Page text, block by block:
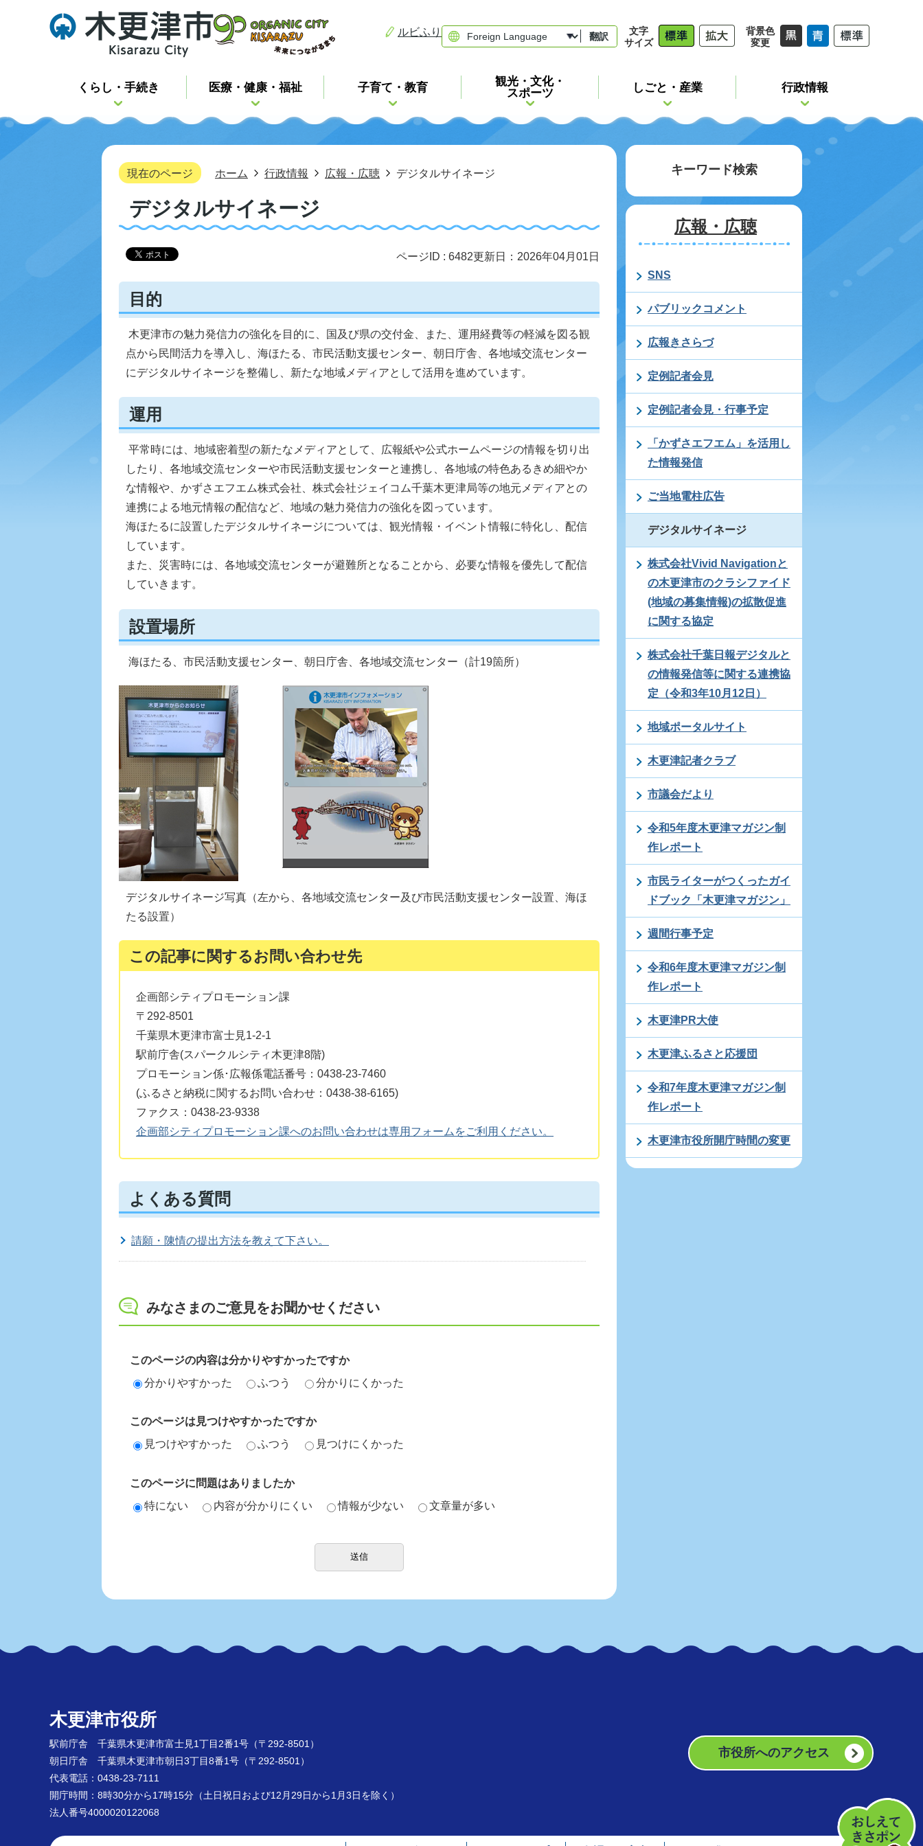
ルビふり 翻訳
文字
サイズ
背景色
変更
くらし・手続き 医療・健康・福祉 子育て・教育
観光・文化・
スポーツ
しごと・産業 行政情報
現在のページ ホーム 行政情報 広報・広聴 デジタルサイネージ
デジタルサイネージ
ページID : 6482更新日：2026年04月01日
目的
木更津市の魅力発信力の強化を目的に、国及び県の交付金、また、運用経費等の軽減を図る観
点から民間活力を導入し、海ほたる、市民活動支援センター、朝日庁舎、各地域交流センター
にデジタルサイネージを整備し、新たな地域メディアとして活用を進めています。
運用
平常時には、地域密着型の新たなメディアとして、広報紙や公式ホームページの情報を切り出
したり、各地域交流センターや市民活動支援センターと連携し、各地域の特色あるきめ細やか
な情報や、かずさエフエム株式会社、株式会社ジェイコム千葉木更津局等の地元メディアとの
連携による地元情報の配信など、地域の魅力発信力の強化を図っています。
海ほたるに設置したデジタルサイネージについては、観光情報・イベント情報に特化し、配信
しています。
また、災害時には、各地域交流センターが避難所となることから、必要な情報を優先して配信
していきます。
設置場所
海ほたる、市民活動支援センター、朝日庁舎、各地域交流センター（計19箇所）
デジタルサイネージ写真（左から、各地域交流センター及び市民活動支援センター設置、海ほ
たる設置）
この記事に関するお問い合わせ先
企画部シティプロモーション課
〒292-8501
千葉県木更津市富士見1-2-1
駅前庁舎(スパークルシティ木更津8階)
プロモーション係･広報係電話番号：0438-23-7460
(ふるさと納税に関するお問い合わせ：0438-38-6165)
ファクス：0438-23-9338
企画部シティプロモーション課へのお問い合わせは専用フォームをご利用ください。
よくある質問
請願・陳情の提出方法を教えて下さい。
みなさまのご意見をお聞かせください
このページの内容は分かりやすかったですか
分かりやすかった
ふつう 分かりにくかった
このページは見つけやすかったですか
見つけやすかった
ふつう 見つけにくかった
このページに問題はありましたか
特にない
内容が分かりにくい 情報が少ない 文章量が多い
キーワード検索
広報・広聴
SNS
パブリックコメント
広報きさらづ
定例記者会見
定例記者会見・行事予定
「かずさエフエム」を活用し
た情報発信
ご当地電柱広告
デジタルサイネージ
株式会社Vivid Navigationと
の木更津市のクラシファイド
(地域の募集情報)の拡散促進
に関する協定
株式会社千葉日報デジタルと
の情報発信等に関する連携協
定（令和3年10月12日）
地域ポータルサイト
木更津記者クラブ
市議会だより
令和5年度木更津マガジン制
作レポート
市民ライターがつくったガイ
ドブック「木更津マガジン」
週間行事予定
令和6年度木更津マガジン制
作レポート
木更津PR大使
木更津ふるさと応援団
令和7年度木更津マガジン制
作レポート
木更津市役所開庁時間の変更
木更津市役所
駅前庁舎 千葉県木更津市富士見1丁目2番1号 （〒292-8501）
朝日庁舎 千葉県木更津市朝日3丁目8番1号 （〒292-8501）
代表電話：0438-23-7111
開庁時間：8時30分から17時15分（土日祝日および12月29日から1月3日を除く）
法人番号4000020122068
市役所へのアクセス